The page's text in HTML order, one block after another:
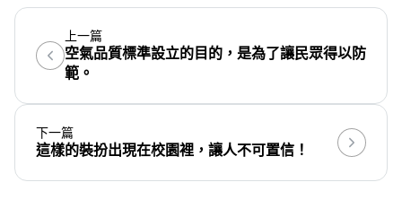
上一篇
空氣品質標準設立的目的，是為了讓民眾得以防
範。
下一篇
這樣的裝扮出現在校園裡，讓人不可置信！